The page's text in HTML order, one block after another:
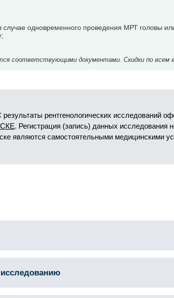
случае одновременного проведения МРТ головы
соответствующими документами. Скидки по всем
рентгенологических исследований
. Регистрация (запись) данных
являются самостоятельными медицинскими